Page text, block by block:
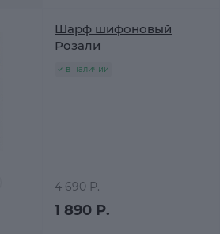
Шарф шифоновый
Розали
в наличии
4 690 Р.
1 890 Р.